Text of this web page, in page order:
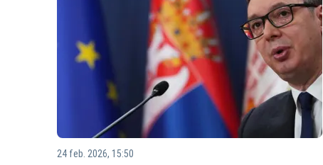
24 feb. 2026, 15:50